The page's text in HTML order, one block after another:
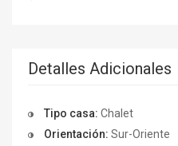
Detalles Adicionales
Tipo casa: Chalet
Orientación: Sur-Oriente